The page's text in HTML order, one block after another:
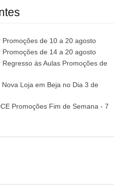
de 10 a 20 agosto
de 14 a 20 agosto
às Aulas Promoções de
Nova Loja em Beja no Dia 3 de
Promoções Fim de Semana - 7